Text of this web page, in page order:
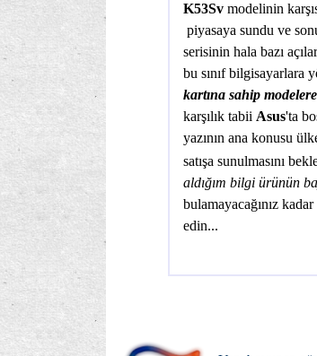
K53Sv modelinin
piyasaya sundu ve
serisinin hala bazı
bu sınıf bilgisayarlara
kartına sahip
karşılık tabii Asus'ta
yazının ana konusu
satışa sunulmasını
aldığım bilgi ürünün
bulamayacağınız
edin...